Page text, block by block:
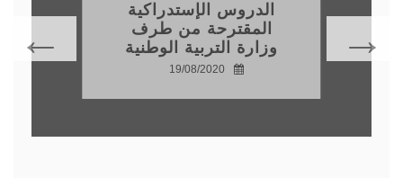
الدروس الإستدراكية
المقترحة من طرف
وزارة التربية الوطنية
19/08/2020